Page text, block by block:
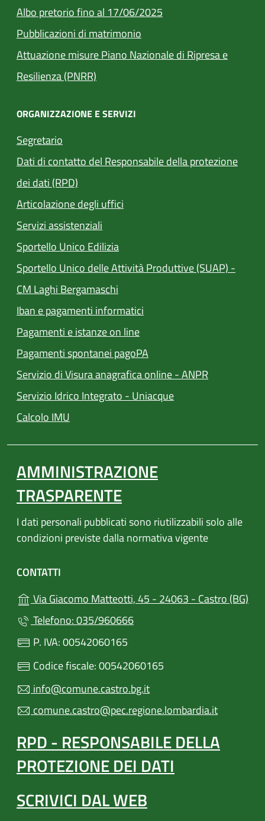
Albo pretorio fino al 17/06/2025
Pubblicazioni di matrimonio
Attuazione misure Piano Nazionale di Ripresa e
Resilienza (PNRR)
ORGANIZZAZIONE E SERVIZI
Segretario
Dati di contatto del Responsabile della protezione
dei dati (RPD)
Articolazione degli uffici
Servizi assistenziali
Sportello Unico Edilizia
Sportello Unico delle Attività Produttive (SUAP) -
CM Laghi Bergamaschi
Iban e pagamenti informatici
Pagamenti e istanze on line(apre in un'altra scheda).
Pagamenti spontanei pagoPA
Servizio di Visura anagrafica online - ANPR
Servizio Idrico Integrato - Uniacque(apre in un'altra
Calcolo IMU
AMMINISTRAZIONE
TRASPARENTE
I dati personali pubblicati sono riutilizzabili solo alle
condizioni previste dalla normativa vigente
CONTATTI
Via Giacomo Matteotti, 45 - 24063 - Castro (BG)
Telefono: 035/960666
P. IVA: 00542060165
Codice fiscale: 00542060165
info@comune.castro.bg.it
comune.castro@pec.regione.lombardia.it
RPD - RESPONSABILE DELLA
PROTEZIONE DEI DATI
SCRIVICI DAL WEB